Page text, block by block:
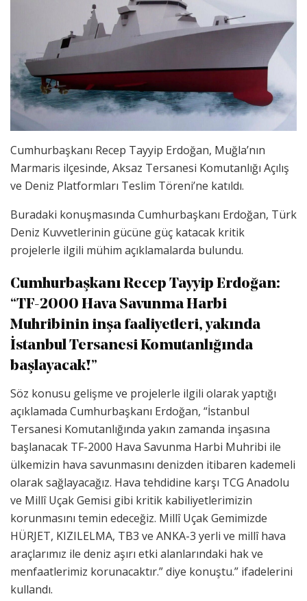
Cumhurbaşkanı Recep Tayyip Erdoğan, Muğla’nın
Marmaris ilçesinde, Aksaz Tersanesi Komutanlığı Açılış
ve Deniz Platformları Teslim Töreni’ne katıldı.
Buradaki konuşmasında Cumhurbaşkanı Erdoğan, Türk
Deniz Kuvvetlerinin gücüne güç katacak kritik
projelerle ilgili mühim açıklamalarda bulundu.
Cumhurbaşkanı Recep Tayyip Erdoğan:
“TF-2000 Hava Savunma Harbi
Muhribinin inşa faaliyetleri, yakında
İstanbul Tersanesi Komutanlığında
başlayacak!”
Söz konusu gelişme ve projelerle ilgili olarak yaptığı
açıklamada Cumhurbaşkanı Erdoğan, “İstanbul
Tersanesi Komutanlığında yakın zamanda inşasına
başlanacak TF-2000 Hava Savunma Harbi Muhribi ile
ülkemizin hava savunmasını denizden itibaren kademeli
olarak sağlayacağız. Hava tehdidine karşı TCG Anadolu
ve Millî Uçak Gemisi gibi kritik kabiliyetlerimizin
korunmasını temin edeceğiz. Millî Uçak Gemimizde
HÜRJET, KIZILELMA, TB3 ve ANKA-3 yerli ve millî hava
araçlarımız ile deniz aşırı etki alanlarındaki hak ve
menfaatlerimiz korunacaktır.” diye konuştu.” ifadelerini
kullandı.